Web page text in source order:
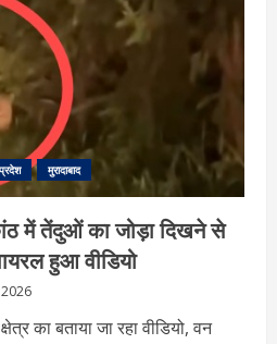
मुरादाबाद
में तेंदुओं का जोड़ा दिखने से
हुआ वीडियो
2026
का बताया जा रहा वीडियो, वन